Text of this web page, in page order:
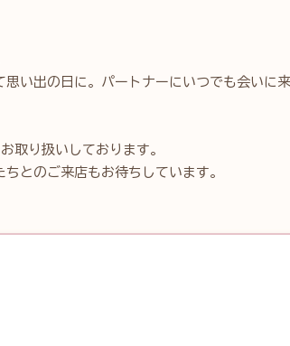
い出の日に。パートナーにいつでも会いに来
取り扱いしております。
とのご来店もお待ちしています。